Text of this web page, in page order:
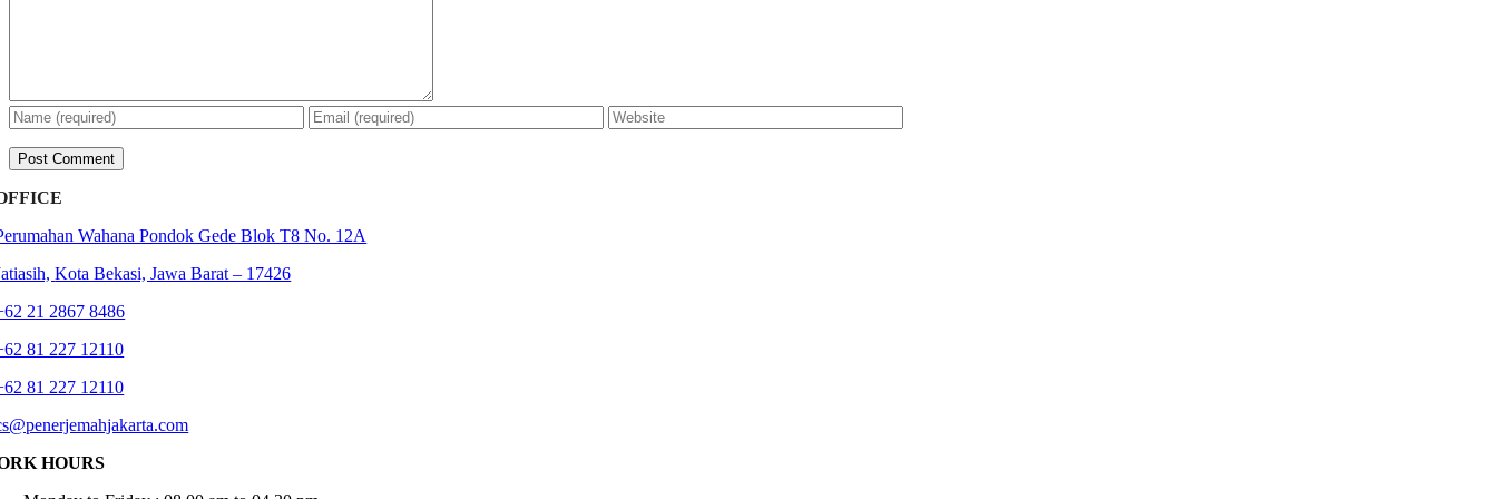
Wahana Pondok Gede Blok T8 No. 12A
Kota Bekasi, Jawa Barat – 17426
21 2867 8486
81 227 12110
81 227 12110
HOURS